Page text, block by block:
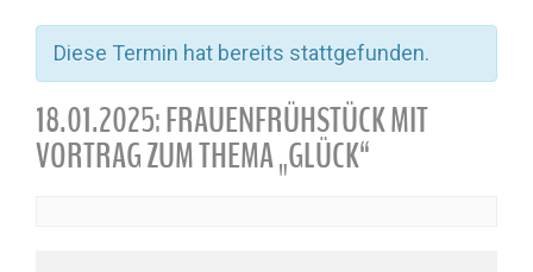
Diese Termin hat bereits stattgefunden.
18.01.2025: FRAUENFRÜHSTÜCK MIT
VORTRAG ZUM THEMA „GLÜCK“